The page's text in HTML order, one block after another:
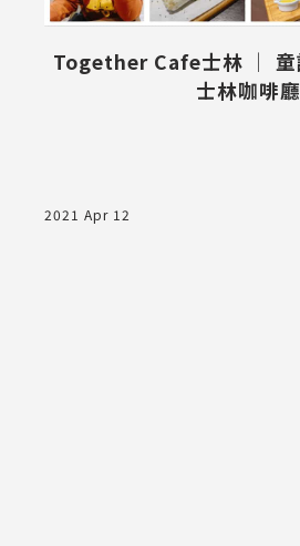
Together Cafe士林 │ 童
士林咖啡廳
2021 Apr 12